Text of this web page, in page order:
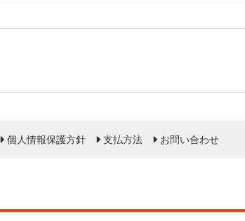
個人情報保護方針 支払方法 お問い合わせ